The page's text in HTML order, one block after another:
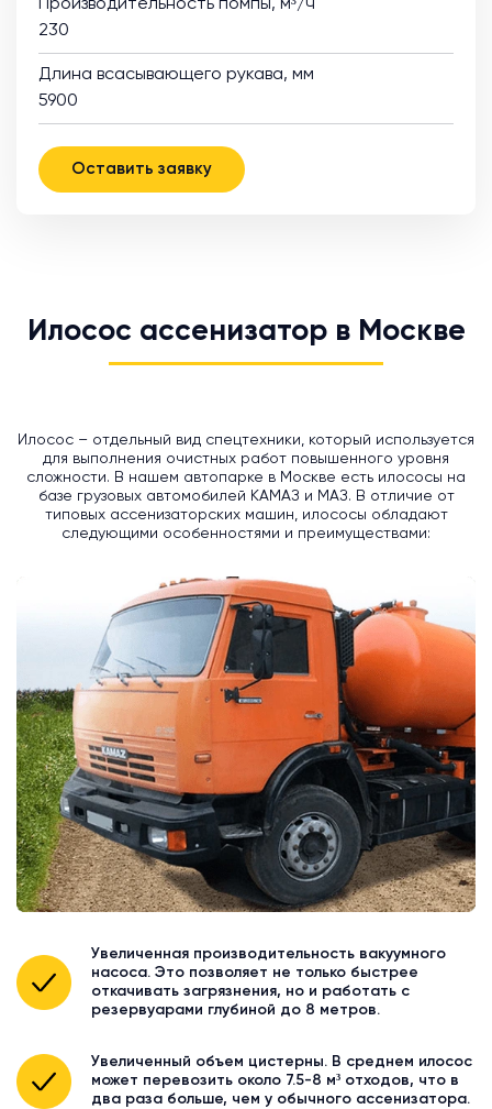
Производительность помпы, м³/ч
230
Длина всасывающего рукава, мм
5900
Оставить заявку
Илосос ассенизатор в Москве
Илосос – отдельный вид спецтехники, который используется
для выполнения очистных работ повышенного уровня
сложности. В нашем автопарке в Москве есть илососы на
базе грузовых автомобилей КАМАЗ и МАЗ. В отличие от
типовых ассенизаторских машин, илососы обладают
следующими особенностями и преимуществами:
Увеличенная производительность вакуумного
насоса. Это позволяет не только быстрее
откачивать загрязнения, но и работать с
резервуарами глубиной до 8 метров.
Увеличенный объем цистерны. В среднем илосос
может перевозить около 7.5-8 м³ отходов, что в
два раза больше, чем у обычного ассенизатора.